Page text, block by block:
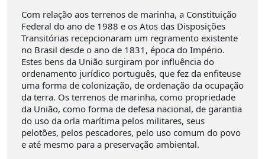
Com relação aos terrenos de marinha, a Constituição
Federal do ano de 1988 e os Atos das Disposições
Transitórias recepcionaram um regramento existente
no Brasil desde o ano de 1831, época do Império.
Estes bens da União surgiram por influência do
ordenamento jurídico português, que fez da enfiteuse
uma forma de colonização, de ordenação da ocupação
da terra. Os terrenos de marinha, como propriedade
da União, como forma de defesa nacional, de garantia
do uso da orla marítima pelos militares, seus
pelotões, pelos pescadores, pelo uso comum do povo
e até mesmo para a preservação ambiental.